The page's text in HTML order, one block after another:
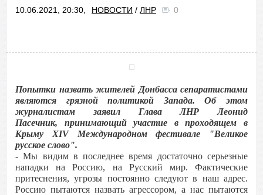
10.06.2021, 20:30, НОВОСТИ / ЛНР 0
Попытки назвать жителей Донбасса сепаратистами
являются грязной политикой Запада. Об этом
журналистам заявил Глава ЛНР Леонид
Пасечник, принимающий участие в проходящем в
Крыму XIV Международном фестивале "Великое
русское слово".
- Мы видим в последнее время достаточно серьезные
нападки на Россию, на Русский мир. Фактические
притеснения, угрозы постоянно следуют в наш адрес.
Россию пытаются назвать агрессором, а нас пытаются